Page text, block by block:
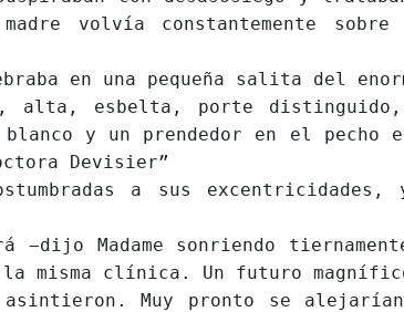
volvía constantemente
en una pequeña salita del
esbelta, porte distinguido,
blanco y un prendedor en el pecho
Devisier”
a sus excentricidades,
Madame sonriendo
misma clínica. Un futuro
Muy pronto se